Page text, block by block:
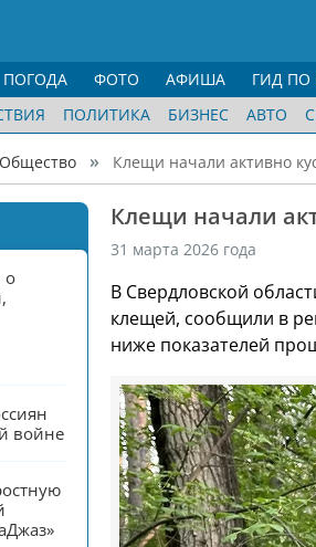
ПОЛИТИКА БИЗНЕС АВТО
ПОГОДА ФОТО АФИША ГИД ПО
Общество Клещи начали активно
о
войне
Клещи начали
31 марта 2026 года
В Свердловской
клещей, сообщили в
ниже показателей